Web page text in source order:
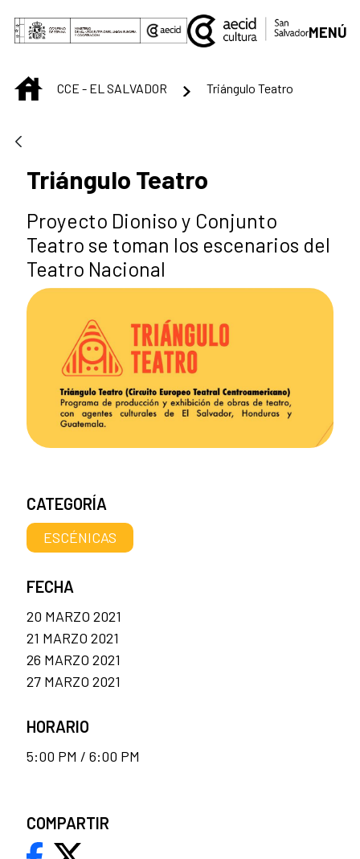
Saltar al contenido principal
MENÚ
INICIOCCE - EL SALVADOR Triángulo Teatro
Triángulo Teatro
Proyecto Dioniso y Conjunto
Teatro se toman los escenarios del
Teatro Nacional
CATEGORÍA
ESCÉNICAS
FECHA
20 MARZO 2021
21 MARZO 2021
26 MARZO 2021
27 MARZO 2021
HORARIO
5:00 PM / 6:00 PM
COMPARTIR